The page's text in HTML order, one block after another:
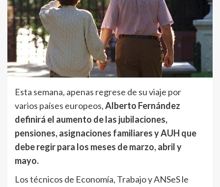
Esta semana, apenas regrese de su viaje por
varios países europeos,Alberto Fernández
definirá el aumento de las jubilaciones,
pensiones, asignaciones familiares y AUH que
debe regir para los meses de marzo, abril y
mayo.
Los técnicos de Economía, Trabajo y ANSeS le